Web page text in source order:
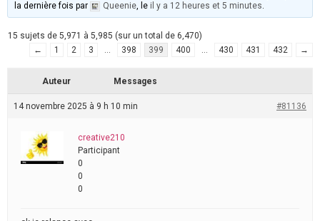
la dernière fois par
Queenie, le il y a 12 heures et 5 minutes.
15 sujets de 5,971 à 5,985 (sur un total de 6,470)
←
1 2 3 … 398 399 400 … 430 431 432 →
Auteur Messages
14 novembre 2025 à 9 h 10 min #81136
creative210
Participant
0
0
0